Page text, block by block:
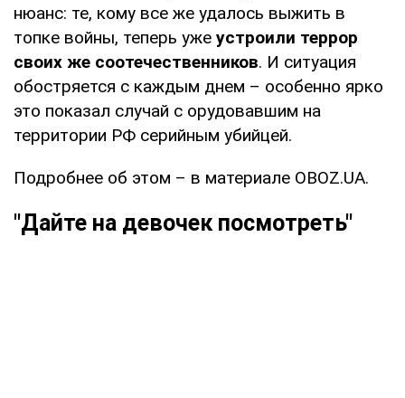
нюанс: те, кому все же удалось выжить в
топке войны, теперь уже устроили террор
своих же соотечественников. И ситуация
обостряется с каждым днем – особенно ярко
это показал случай с орудовавшим на
территории РФ серийным убийцей.
Подробнее об этом – в материале OBOZ.UA.
"Дайте на девочек посмотреть"